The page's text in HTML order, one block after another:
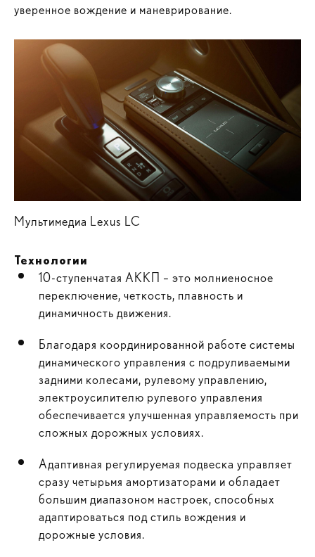
уверенное вождение и маневрирование.
Мультимедиа Lexus LC
Технологии
10-ступенчатая АККП – это молниеносное
переключение, четкость, плавность и
динамичность движения.
Благодаря координированной работе системы
динамического управления с подруливаемыми
задними колесами, рулевому управлению,
электроусилителю рулевого управления
обеспечивается улучшенная управляемость при
сложных дорожных условиях.
Адаптивная регулируемая подвеска управляет
сразу четырьмя амортизаторами и обладает
большим диапазоном настроек, способных
адаптироваться под стиль вождения и
дорожные условия.